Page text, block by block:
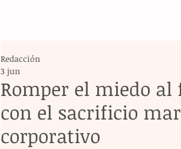
Romper el miedo al
con el sacrificio
corporativo
Redacción
3 jun